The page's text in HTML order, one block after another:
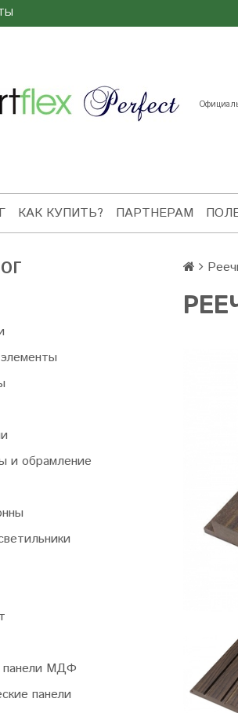
КАК КУПИТЬ? ПАРТНЕРАМ
и обрамление
панели МДФ
панели